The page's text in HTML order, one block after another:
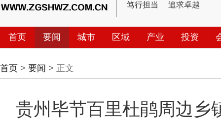
笃行担当
追求卓越
首页 要闻 城市 区域 产业 投资
首页 > 要闻 > 正文
贵州毕节百里杜鹃周边乡